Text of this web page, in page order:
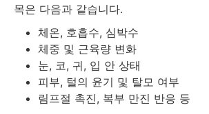
목은 다음과 같습니다.
체온, 호흡수, 심박수
체중 및 근육량 변화
눈, 코, 귀, 입 안 상태
피부, 털의 윤기 및 탈모 여부
림프절 촉진, 복부 만진 반응 등